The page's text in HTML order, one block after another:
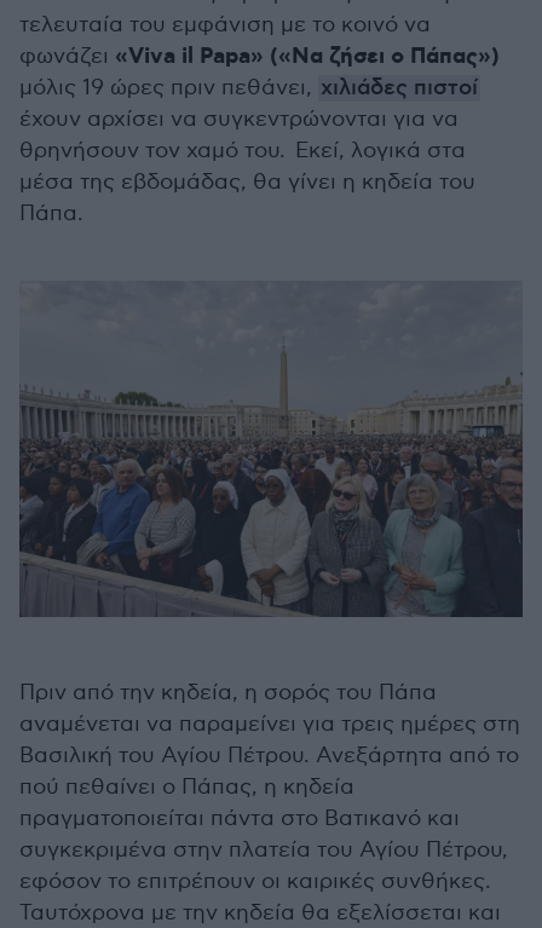
τελευταία του εμφάνιση με το κοινό να
φωνάζει «Viva il Papa» («Να ζήσει ο Πάπας»)
μόλις 19 ώρες πριν πεθάνει, χιλιάδες πιστοί
έχουν αρχίσει να συγκεντρώνονται για να
θρηνήσουν τον χαμό του. Εκεί, λογικά στα
μέσα της εβδομάδας, θα γίνει η κηδεία του
Πάπα.
Πριν από την κηδεία, η σορός του Πάπα
αναμένεται να παραμείνει για τρεις ημέρες στη
Βασιλική του Αγίου Πέτρου. Ανεξάρτητα από το
πού πεθαίνει ο Πάπας, η κηδεία
πραγματοποιείται πάντα στο Βατικανό και
συγκεκριμένα στην πλατεία του Αγίου Πέτρου,
εφόσον το επιτρέπουν οι καιρικές συνθήκες.
Ταυτόχρονα με την κηδεία θα εξελίσσεται και